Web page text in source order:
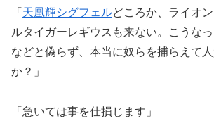
「 天凰輝シグフェルどころか、ライオ
ルタイガーレギウスも来ない。こうな
などと偽らず、本当に奴らを捕らえて
か？」
「急いては事を仕損じます」